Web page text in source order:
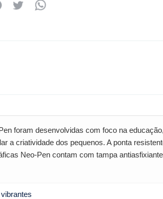
foram desenvolvidas com foco na
a criatividade dos pequenos. A ponta
Neo-Pen contam com tampa